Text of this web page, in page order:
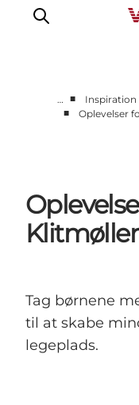
Events
Overnatning
Planlæg din
… ■
Inspiration
■
Oplevelser
Tag børnene
til at skabe
legeplads.